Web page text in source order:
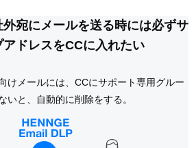
宛にメールを送る時には必ずサ
ドレスをCCに入れたい
けメールには、CCにサポート専用グルー
いと、自動的に削除をする。